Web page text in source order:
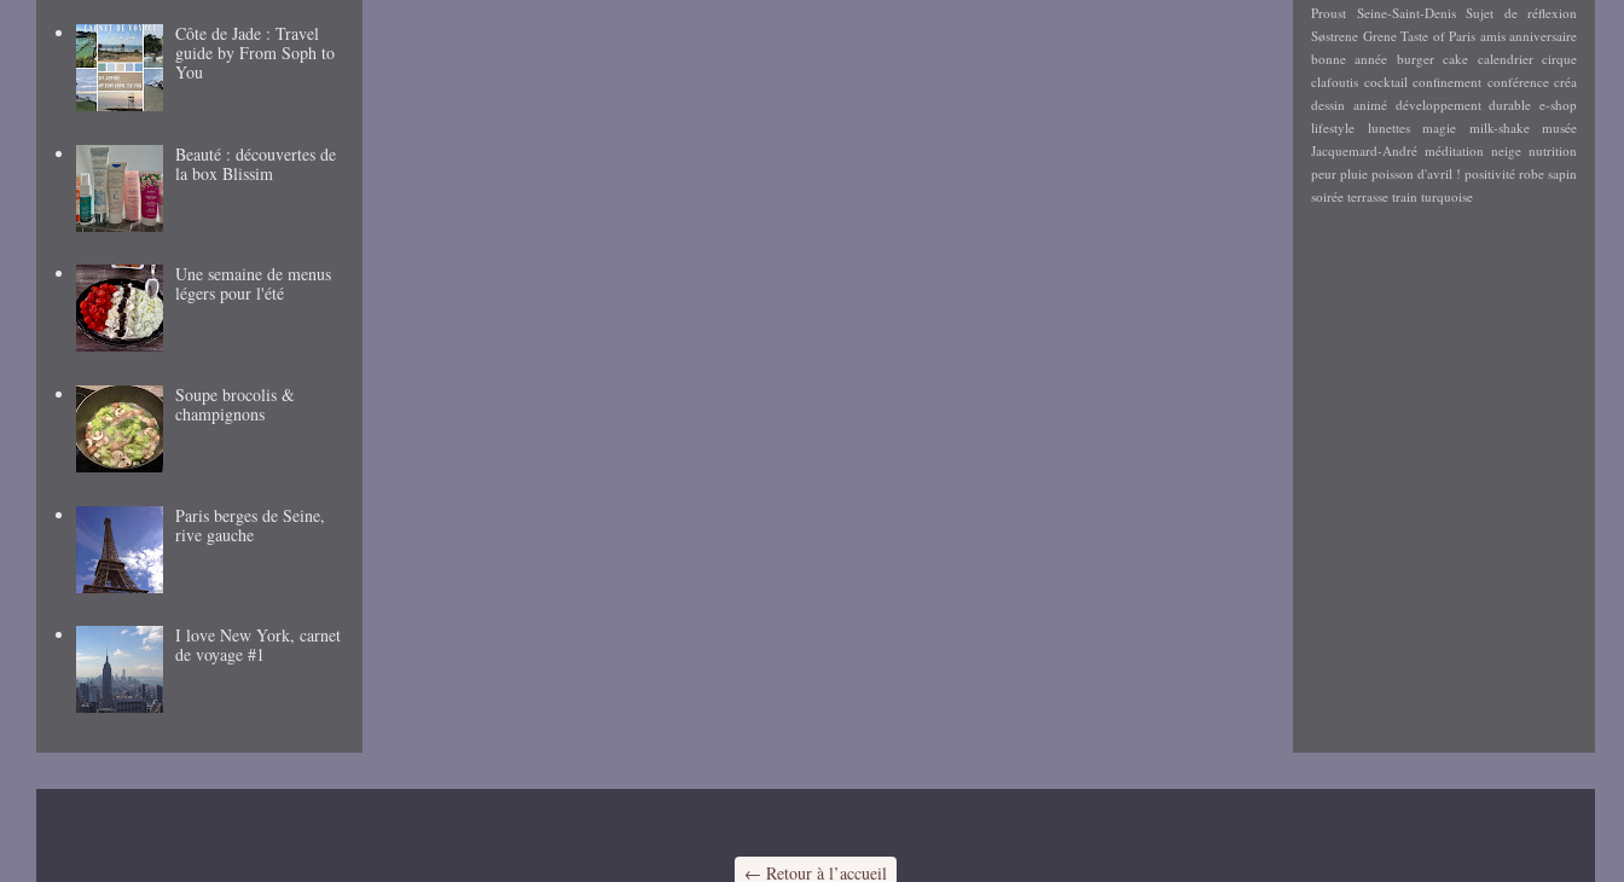
Côte de Jade : Travel
guide by From Soph to
You
Beauté : découvertes de
la box Blissim
Une semaine de menus
légers pour l'été
Soupe brocolis &
champignons
Paris berges de Seine,
rive gauche
I love New York, carnet
de voyage #1
Proust Seine-Saint-Denis Sujet de réflexion
Søstrene Grene Taste of Paris amis anniversaire
bonne année burger cake calendrier cirque
clafoutis cocktail confinement conférence créa
dessin animé développement durable e-shop
lifestyle
lunettes magie milk-shake
musée
Jacquemard-André méditation neige nutrition
peur pluie poisson d'avril ! positivité robe sapin
soirée terrasse train turquoise
← Retour à l’accueil